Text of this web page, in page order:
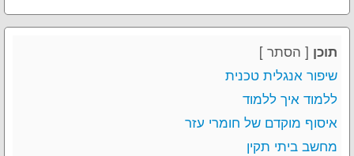
תוכן [ הסתר ]
שיפור אנגלית טכנית
ללמוד איך ללמוד
איסוף מוקדם של חומרי עזר
מחשב ביתי תקין